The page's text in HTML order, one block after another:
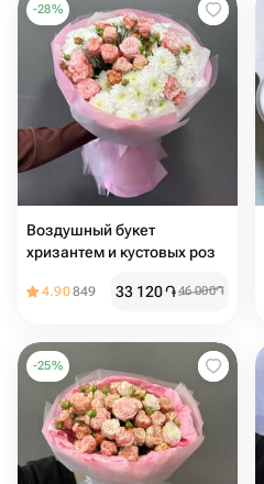
-28%
Воздушный букет
хризантем и кустовых роз
4.90849 33 120֏46 000֏
-25%